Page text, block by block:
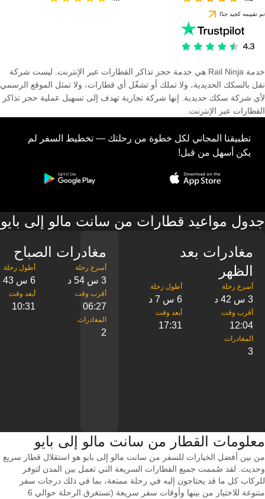
تم تقييمه كجيد جدًا
خدمة Rail Ninja هي خدمة حجز تذاكر القطارات عبر الإنترنت. ليست شركة
نقل بالسكك الحديدية، ولا تملك أو تشغّل أي قطارات، ولا تمثل الموقع الرسمي
لأي شركة سكك حديدية. إنها شركة تجارية تهدف إلى تسهيل عملية حجز تذاكر
القطارات عبر الإنترنت.
تطبيقنا المجاني لكل خطوة من رحلتك — تخطيط السفر لم
يكن أسهل من قبل!
جدول مواعيد قطارات من سانت مالو إلى بايو
مغادرات بعد
الظهر
3 س 42 د 6 س 7 د
12:04
17:31
3
مغادرات الصباح
3 س 54 د 6 س 43 د
06:27
10:31
2
معلومات القطار من ‎سانت مالو إلى ‎بايو
من بين أفضل الخيارات للسفر من سانت مالو إلى بايو هو استقلال قطار سريع
وحديث. لقد صُممت جميع القطارات السريعة التي تعمل بين المدن لتوفر
للركاب كل ما قد يحتاجون إليه في رحلة ممتعة، بما في ذلك درجات سفر
متنوعة للاختيار من بينها وأوقات سفر سريعة (تستغرق الرحلة حوالي 6